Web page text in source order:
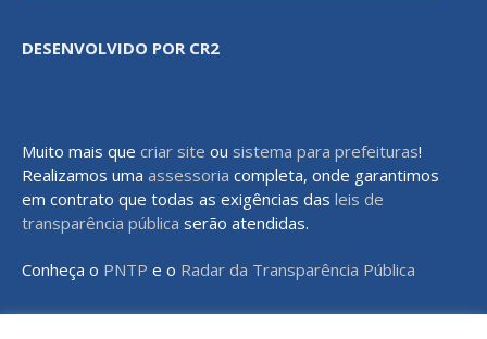
DESENVOLVIDO POR CR2
Muito mais que criar site ou sistema para prefeituras!
Realizamos uma assessoria completa, onde garantimos
em contrato que todas as exigências das leis de
transparência pública serão atendidas.
Conheça o PNTP e o Radar da Transparência Pública